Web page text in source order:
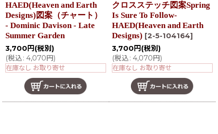
HAED(Heaven and Earth
Designs)図案（チャート）
- Dominic Davison - Late
Summer Garden
3,700 円 (税別)
(税込: 4,070円)
在庫なし お取り寄せ
クロスステッチ図案Spring
Is Sure To Follow-
HAED(Heaven and Earth
Designs) [2-5-104164]
3,700 円 (税別)
(税込: 4,070円)
在庫なし お取り寄せ